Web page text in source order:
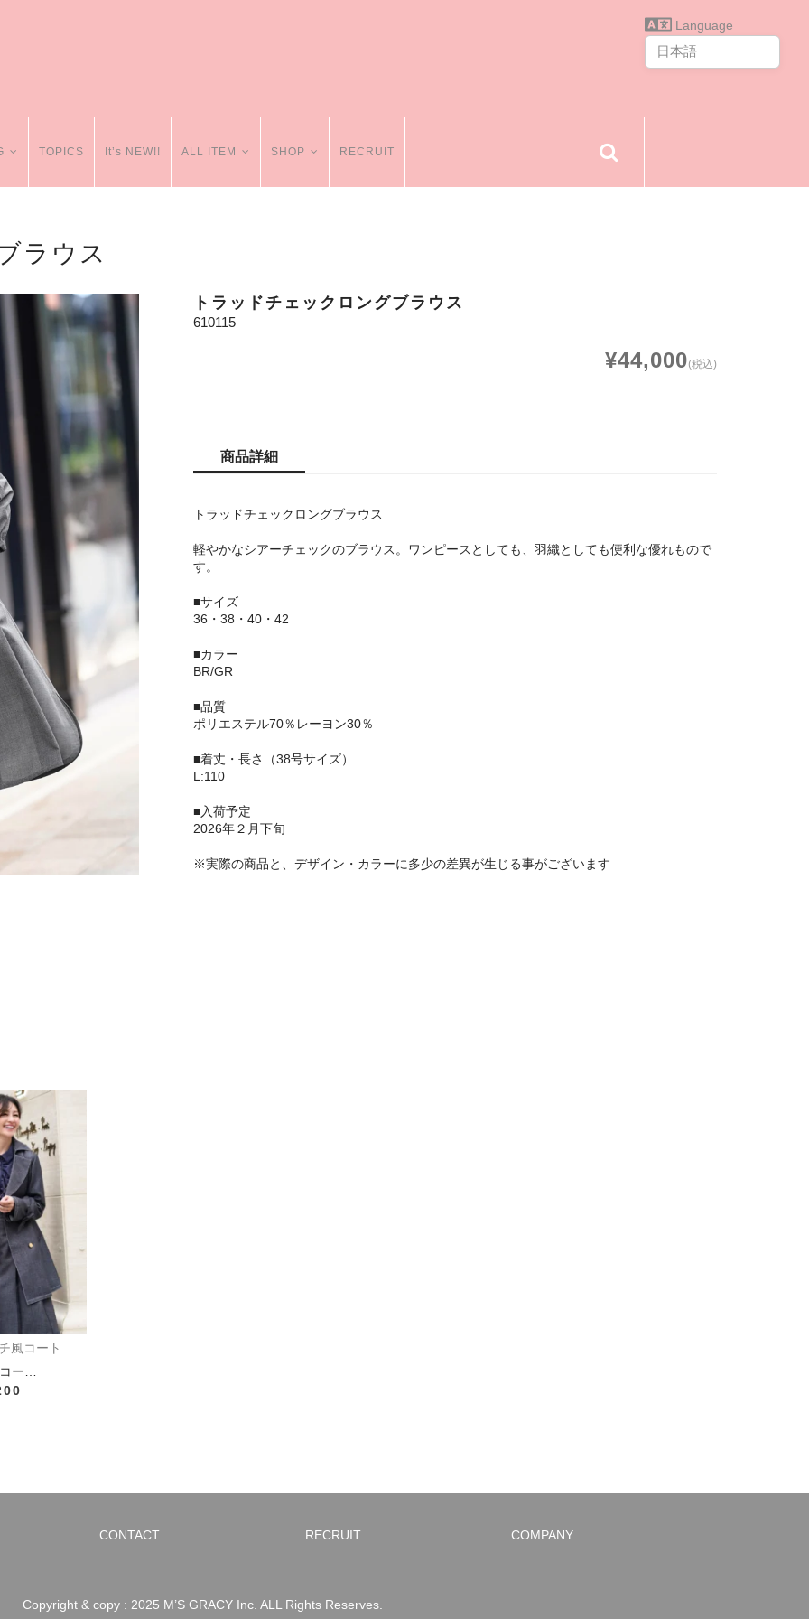
Language
TOPICS It’s NEW!! ALL ITEM SHOP RECRUIT
ラウス
トラッドチェックロングブラウス
610115
¥44,000(税込)
商品詳細
トラッドチェックロングブラウス
軽やかなシアーチェックのブラウス。ワンピースとしても、羽織としても便利な優れもので
す。
■サイズ
36・38・40・42
■カラー
BR/GR
■品質
ポリエステル70％レーヨン30％
■着丈・長さ（38号サイズ）
L:110
■入荷予定
2026年２月下旬
※実際の商品と、デザイン・カラーに多少の差異が生じる事がございます
風コート
ー…
CONTACT RECRUIT COMPANY
Copyright & copy : 2025 M’S GRACY Inc. ALL Rights Reserves.